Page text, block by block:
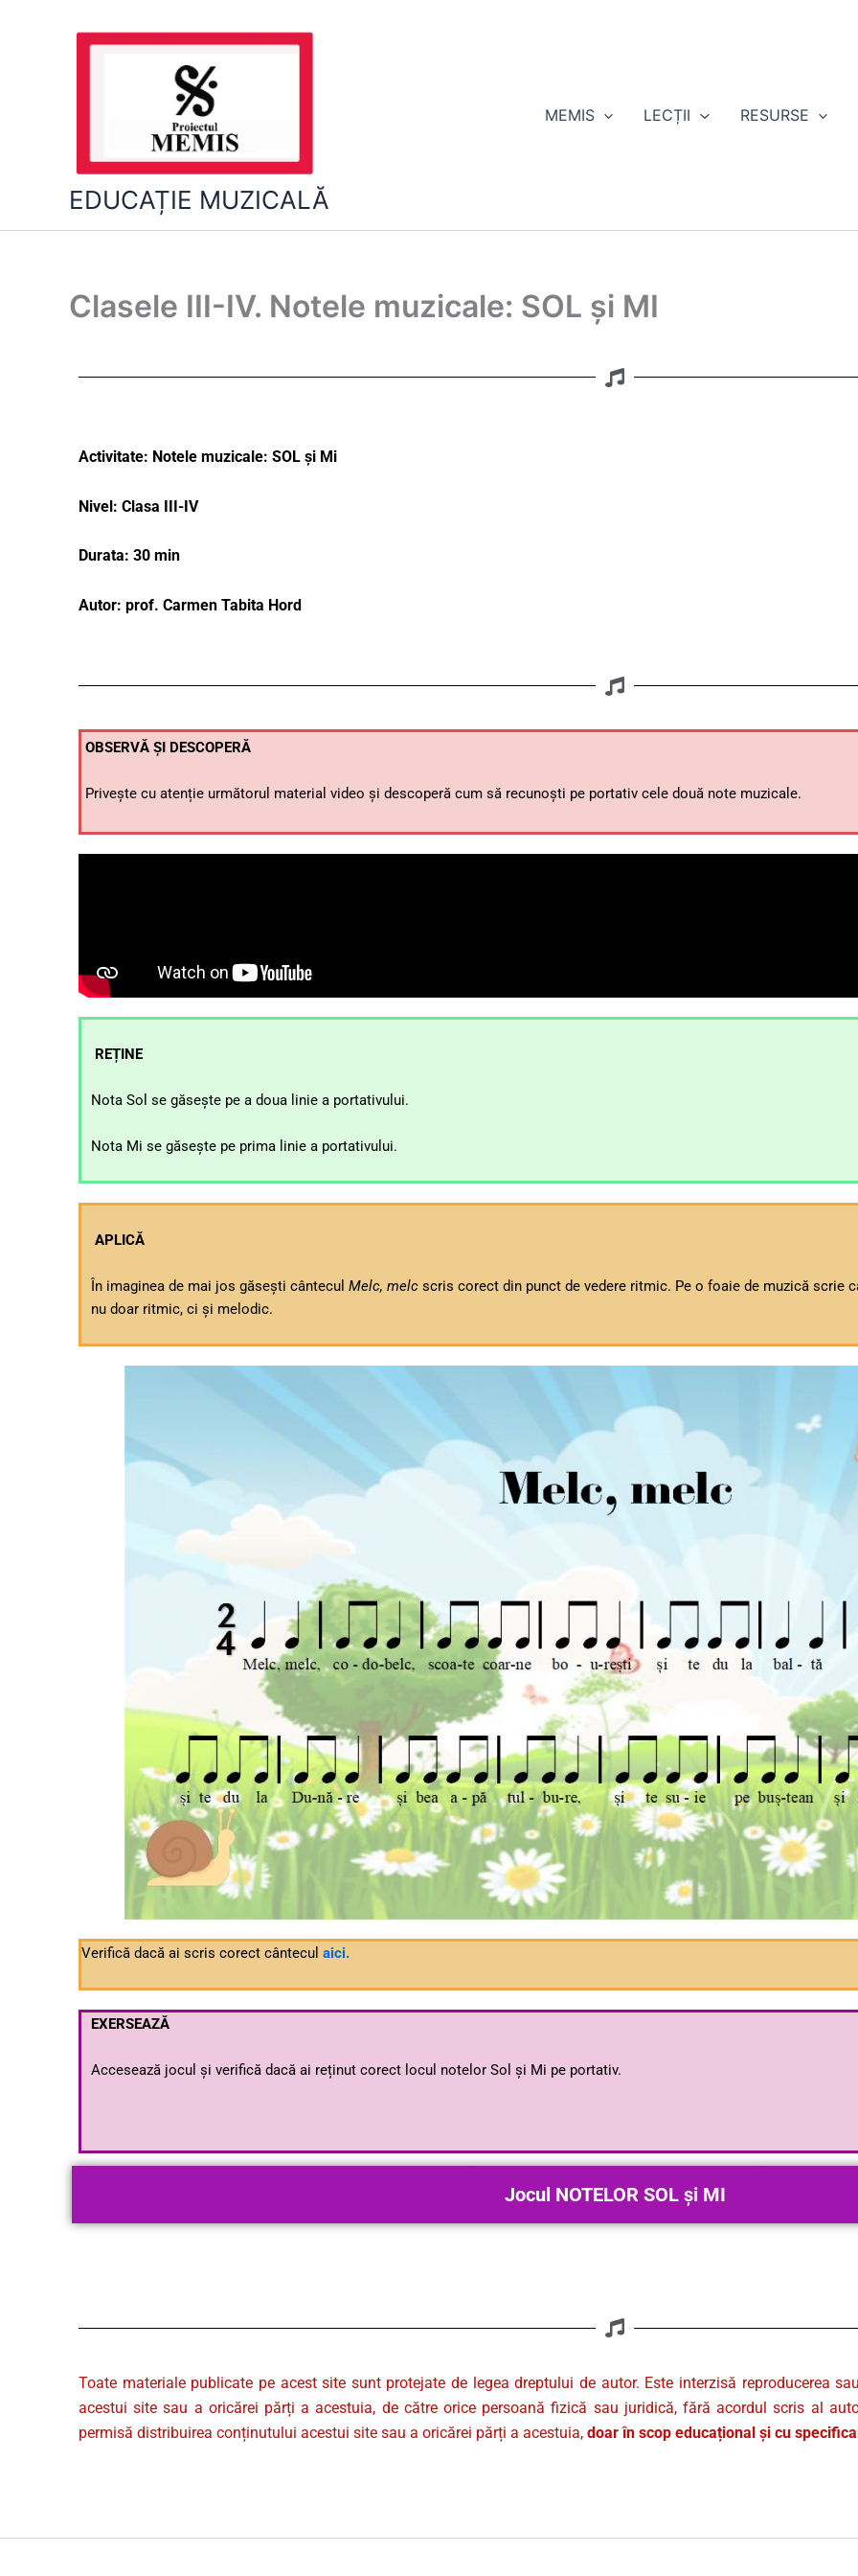
EDUCAȚIE MUZICALĂ
MEMIS LECȚII RESURSE
Clasele III-IV. Notele muzicale: SOL și MI
Activitate: Notele muzicale: SOL și Mi
Nivel: Clasa III-IV
Durata: 30 min
Autor: prof. Carmen Tabita Hord
OBSERVĂ ȘI DESCOPERĂ
Privește cu atenție următorul material video și descoperă cum să recunoști pe portativ cele două note muzicale.
REȚINE
Nota Sol se găsește pe a doua linie a portativului.
Nota Mi se găsește pe prima linie a portativului.
APLICĂ
În imaginea de mai jos găsești cântecul Melc, melc scris corect din punct de vedere ritmic. Pe o foaie de muzică scrie
nu doar ritmic, ci și melodic.
Verifică dacă ai scris corect cântecul aici.
EXERSEAZĂ
Accesează jocul și verifică dacă ai reținut corect locul notelor Sol și Mi pe portativ.
Jocul NOTELOR SOL și MI
Toate materiale publicate pe acest site sunt protejate de legea dreptului de autor. Este interzisă reproducerea
acestui site sau a oricărei părți a acestuia, de către orice persoană fizică sau juridică, fără acordul scris al
permisă distribuirea conținutului acestui site sau a oricărei părți a acestuia, doar în scop educațional și cu